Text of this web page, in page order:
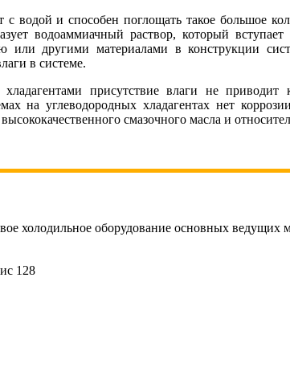
с водой и способен поглощать такое большое
водоаммиачный раствор, который
или другими материалами в конструкции
в системе.
присутствие влаги не
на углеводородных хладагентах нет
смазочного масла и
холодильное оборудование основных ведущих
128